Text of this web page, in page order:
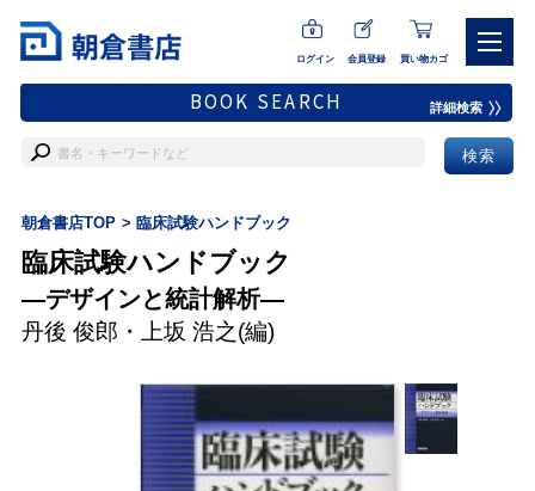
ログイン 会員登録 買い物カゴ
BOOK SEARCH 詳細検索
朝倉書店TOP 臨床試験ハンドブック
臨床試験ハンドブック
―デザインと統計解析―
丹後 俊郎 ・ 上坂 浩之(編)